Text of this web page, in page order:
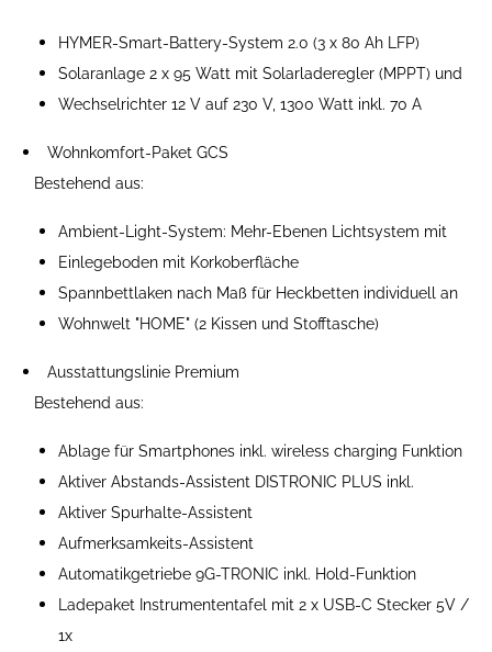
HYMER-Smart-Battery-System 2.0 (3 x 80 Ah LFP)
Solaranlage 2 x 95 Watt mit Solarladeregler (MPPT) und
Wechselrichter 12 V auf 230 V, 1300 Watt inkl. 70 A
Wohnkomfort-Paket GCS
Bestehend aus:
Ambient-Light-System: Mehr-Ebenen Lichtsystem mit
Einlegeboden mit Korkoberfläche
Spannbettlaken nach Maß für Heckbetten individuell an
Wohnwelt "HOME" (2 Kissen und Stofftasche)
Ausstattungslinie Premium
Bestehend aus:
Ablage für Smartphones inkl. wireless charging Funktion
Aktiver Abstands-Assistent DISTRONIC PLUS inkl.
Aktiver Spurhalte-Assistent
Aufmerksamkeits-Assistent
Automatikgetriebe 9G-TRONIC inkl. Hold-Funktion
Ladepaket Instrumententafel mit 2 x USB-C Stecker 5V /
1x